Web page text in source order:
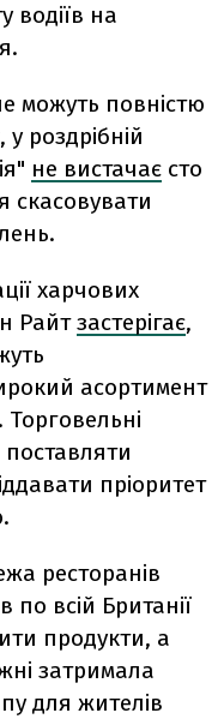
водіїв на
можуть повністю
роздрібній
не вистачає сто
скасовувати
харчових
Райтзастерігає,
асортимент
пріоритет
ресторанів
по всій Британії
продукти, а
затримала
для жителів